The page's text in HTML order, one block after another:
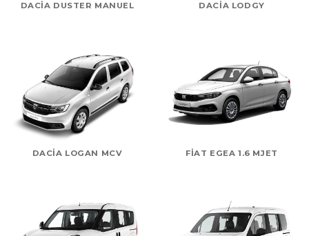
DACIA DUSTER MANUEL DACIA LODGY
DACIA LOGAN MCV FIAT EGEA 1.6 MJET